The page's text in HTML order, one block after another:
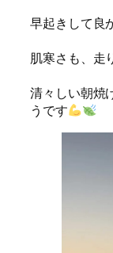
早起きして良
肌寒さも、走
清々しい朝焼
うです